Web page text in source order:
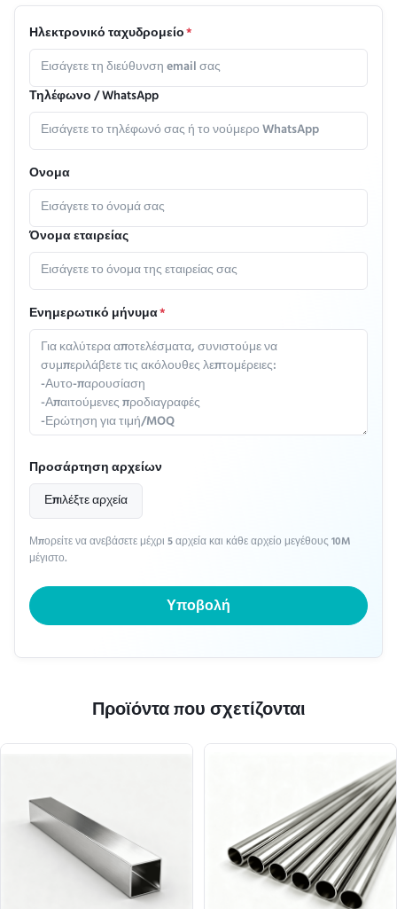
Ηλεκτρονικό ταχυδρομείο*
Τηλέφωνο / WhatsApp
Ονομα
Όνομα εταιρείας
Ενημερωτικό μήνυμα*
Προσάρτηση αρχείων
Επιλέξτε αρχεία
Μπορείτε να ανεβάσετε μέχρι 5 αρχεία και κάθε αρχείο μεγέθους 10M
μέγιστο.
Υποβολή
Προϊόντα που σχετίζονται